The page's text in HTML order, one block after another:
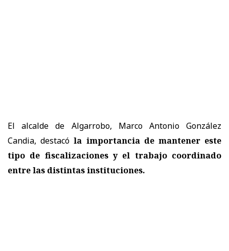
El alcalde de Algarrobo, Marco Antonio González
Candia, destacó la importancia de mantener este
tipo de fiscalizaciones y el trabajo coordinado
entre las distintas instituciones.